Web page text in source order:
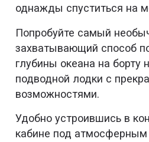
однажды спуститься на
Попробуйте самый
захватывающий способ
глубины океана на борту
подводной лодки с
возможностями.
Удобно устроившись в
кабине под